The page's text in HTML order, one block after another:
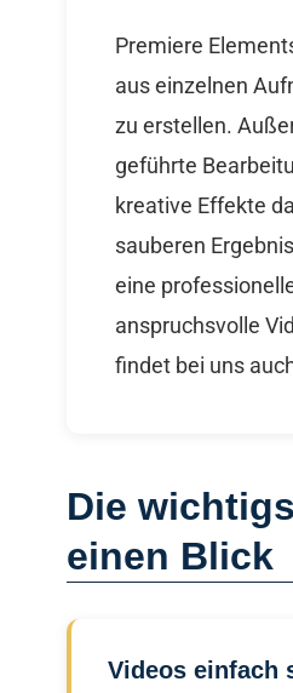
Premiere
aus einzelnen
zu erstellen.
geführte
kreative Effekte
sauberen
eine
anspruchsvolle
findet bei uns
Die
einen Blick
Videos einfach